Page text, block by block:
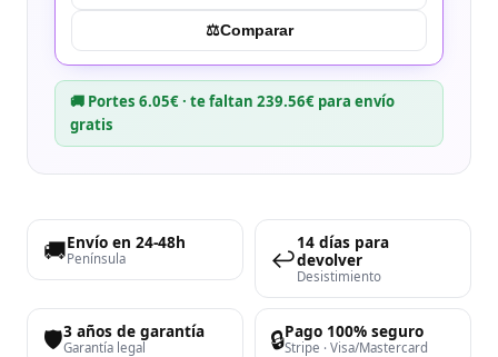
⚖︎Comparar
🚚 Portes 6.05€ · te faltan 239.56€ para envío
gratis
🚚Envío en 24-48h
Península ↩️
14 días para
devolver
Desistimiento
🛡️3 años de garantía
Garantía legal 🔒Pago 100% seguro
Stripe · Visa/Mastercard